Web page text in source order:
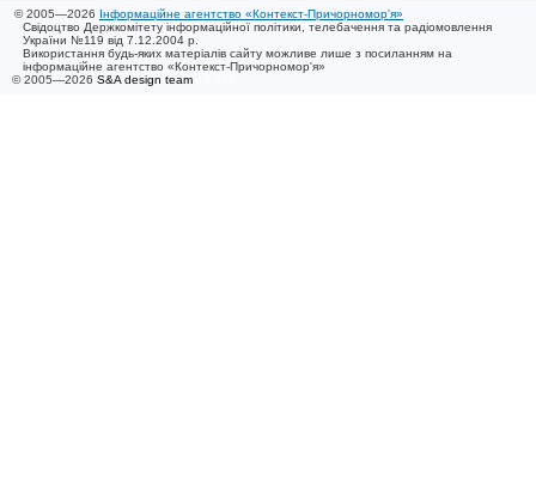
© 2005—2026 Інформаційне агентство «Контекст-Причорномор'я»
Свідоцтво Держкомітету інформаційної політики, телебачення та радіомовлення
України №119 від 7.12.2004 р.
Використання будь-яких матеріалів сайту можливе лише з посиланням на
інформаційне агентство «Контекст-Причорномор'я»
© 2005—2026 S&A design team